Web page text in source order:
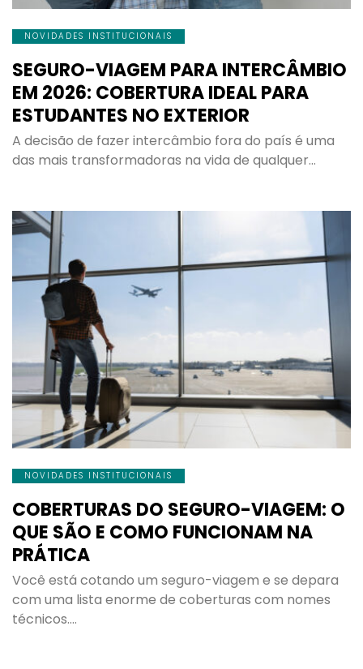
NOVIDADES INSTITUCIONAIS
SEGURO-VIAGEM PARA INTERCÂMBIO
EM 2026: COBERTURA IDEAL PARA
ESTUDANTES NO EXTERIOR
A decisão de fazer intercâmbio fora do país é uma
das mais transformadoras na vida de qualquer…
NOVIDADES INSTITUCIONAIS
COBERTURAS DO SEGURO-VIAGEM: O
QUE SÃO E COMO FUNCIONAM NA
PRÁTICA
Você está cotando um seguro-viagem e se depara
com uma lista enorme de coberturas com nomes
técnicos….